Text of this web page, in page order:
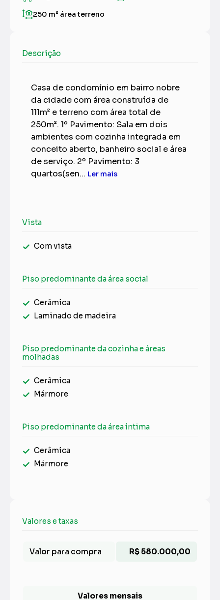
250 m² área terreno
Descrição
Casa de condomínio em bairro nobre
da cidade com área construída de
111m² e terreno com área total de
250m². 1º Pavimento: Sala em dois
ambientes com cozinha integrada em
conceito aberto, banheiro social e área
de serviço. 2º Pavimento: 3
quartos(sen... Ler mais
Vista
Com vista
Piso predominante da área social
Cerâmica
Laminado de madeira
Piso predominante da cozinha e áreas
molhadas
Cerâmica
Mármore
Piso predominante da área íntima
Cerâmica
Mármore
Valores e taxas
Valor para compra R$ 580.000,00
Valores mensais